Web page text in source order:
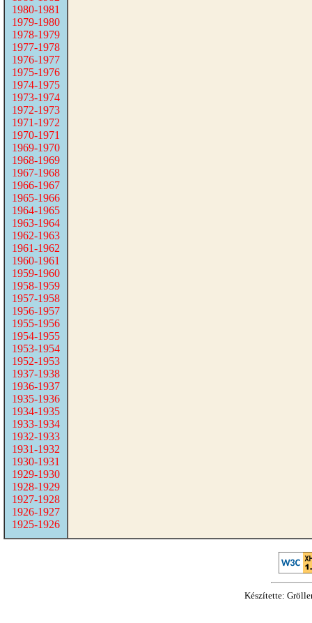
1980-1981
1979-1980
1978-1979
1977-1978
1976-1977
1975-1976
1974-1975
1973-1974
1972-1973
1971-1972
1970-1971
1969-1970
1968-1969
1967-1968
1966-1967
1965-1966
1964-1965
1963-1964
1962-1963
1961-1962
1960-1961
1959-1960
1958-1959
1957-1958
1956-1957
1955-1956
1954-1955
1953-1954
1952-1953
1937-1938
1936-1937
1935-1936
1934-1935
1933-1934
1932-1933
1931-1932
1930-1931
1929-1930
1928-1929
1927-1928
1926-1927
1925-1926
Készítette: